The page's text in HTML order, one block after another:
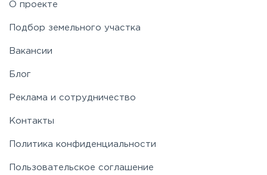
О проекте
Подбор земельного участка
Вакансии
Блог
Реклама и сотрудничество
Контакты
Политика конфиденциальности
Пользовательское соглашение